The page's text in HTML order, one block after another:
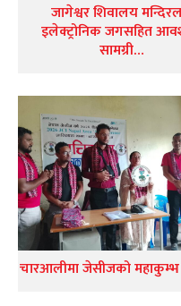
जागेश्वर शिवालय
इलेक्ट्रोनिक जगसहित
सामग्री…
चारआलीमा जेसीजको